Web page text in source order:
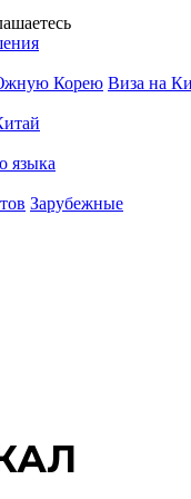
Корею Виза на
языка
Зарубежные